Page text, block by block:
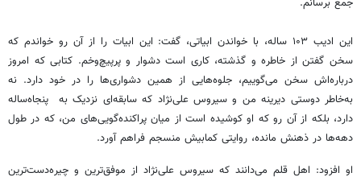
جمع برسانم.
این ادیب ۱۰۳ ساله، با خواندن ابیاتی، گفت: این ابیات را از آن رو خواندم که
سخن گفتن از خاطره و گذشته، کاری است دشوار و پرپیچ‌وخم. کتابی که امروز
درباره‌اش سخن می‌گوییم، جلوه‌هایی از همین دشواری‌ها را در خود دارد. نه
به‌خاطر دوستی دیرینه‌ من و سیروس علی‌نژاد که سابقه‌ای نزدیک به پنجاه‌ساله
دارد، بلکه از آن رو که او کوشیده است از میان پراکنده‌گویی‌های من، که در طول
دهه‌ها در ذهنش مانده، روایتی کمابیش منسجم فراهم آورد.
او افزود: اهل قلم می‌دانند که سیروس علی‌نژاد از موفق‌ترین و چیره‌دست‌ترین